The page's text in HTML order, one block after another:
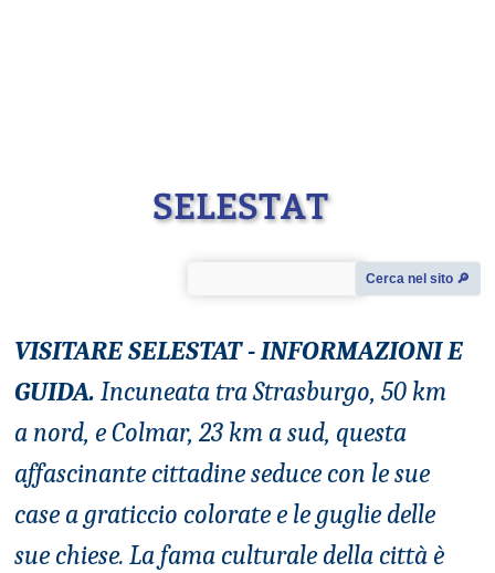
SELESTAT
Cerca nel sito 🔎︎
VISITARE SELESTAT - INFORMAZIONI E
GUIDA. Incuneata tra Strasburgo, 50 km
a nord, e Colmar, 23 km a sud, questa
affascinante cittadine seduce con le sue
case a graticcio colorate e le guglie delle
sue chiese. La fama culturale della città è